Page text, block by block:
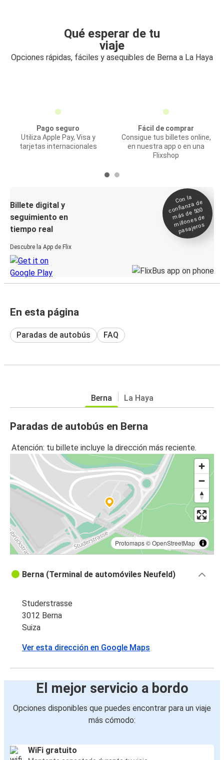
Qué esperar de tu
viaje
Opciones rápidas, fáciles y asequibles de Berna a La Haya
Pago seguro
Utiliza Apple Pay, Visa y
tarjetas internacionales
Fácil de comprar
Consigue tus billetes online,
en nuestra app o en una
Flixshop
Billete digital y
seguimiento en
tiempo real
Descubre la App de Flix
Con la
confianza de
más de 500
millones de
pasajeros
En esta página
Paradas de autobús FAQ
Berna La Haya
Paradas de autobús en Berna
Atención: tu billete incluye la dirección más reciente.
Protomaps©OpenStreetMap
Berna (Terminal de automóviles Neufeld)
Studerstrasse
3012 Berna
Suiza
Ver esta dirección en Google Maps
El mejor servicio a bordo
Opciones disponibles que puedes encontrar para un viaje
más cómodo:
WiFi gratuito